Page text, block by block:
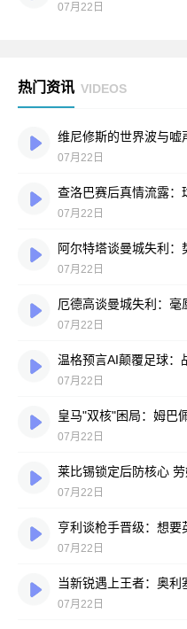
07月22日
热门资讯 VIDEOS
维尼修斯的世界波与嘘
07月22日
07月22日
07月22日
厄德高谈曼城失利：
07月22日
温格预言AI颠覆足球：
07月22日
皇马"双核"困局：姆巴
07月22日
莱比锡锁定后防核心
07月22日
07月22日
07月22日